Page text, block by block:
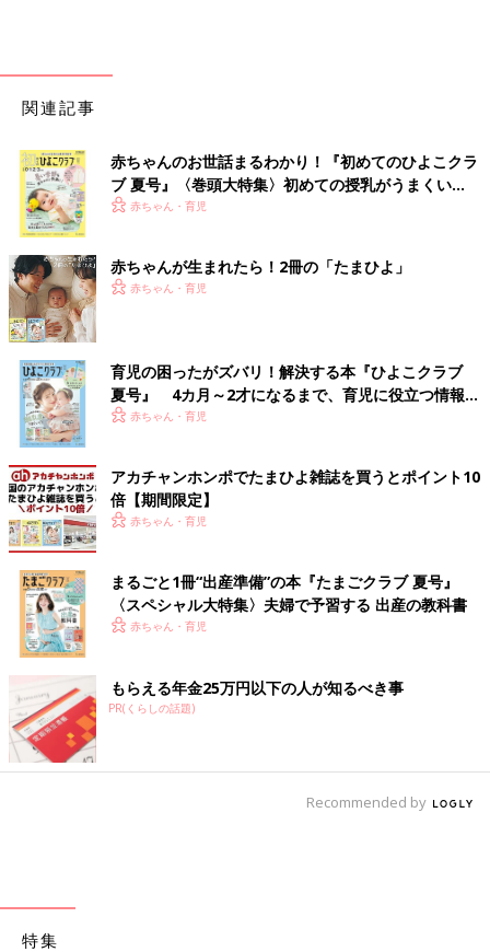
関連記事
赤ちゃんのお世話まるわかり！『初めてのひよこクラ
ブ 夏号』〈巻頭大特集〉初めての授乳がうまくい
く！ おっぱい・ミルクの基本と夏のトラブル 解決テ
赤ちゃん・育児
赤ちゃんが生まれたら！2冊の「たまひよ」
赤ちゃん・育児
育児の困ったがズバリ！解決する本『ひよこクラブ
夏号』 4カ月～2才になるまで、育児に役立つ情報が
いっぱい！
赤ちゃん・育児
アカチャンホンポでたまひよ雑誌を買うとポイント10
倍【期間限定】
赤ちゃん・育児
まるごと1冊“出産準備”の本『たまごクラブ 夏号』
〈スペシャル大特集〉夫婦で予習する 出産の教科書
赤ちゃん・育児
もらえる年金25万円以下の人が知るべき事
PR(くらしの話題)
Recommended by
特集